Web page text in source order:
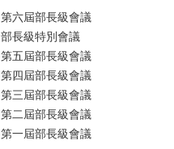
第六屆部長級會議
部長級特別會議
第五屆部長級會議
第四屆部長級會議
第三屆部長級會議
第二屆部長級會議
第一屆部長級會議